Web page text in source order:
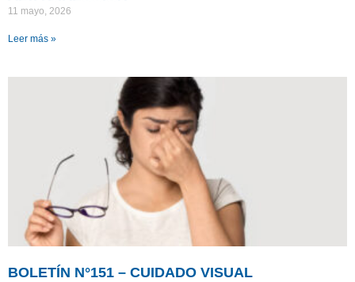
11 mayo, 2026
Leer más »
BOLETÍN N°151 – CUIDADO VISUAL